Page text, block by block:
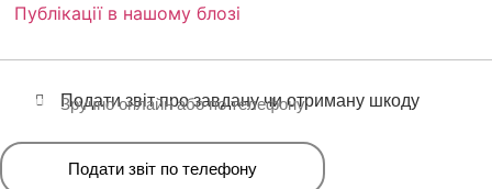
Публікації в нашому блозі
Подати звіт про завдану чи отриману шкоду
Зручно онлайн або по телефону
Подати звіт по телефону